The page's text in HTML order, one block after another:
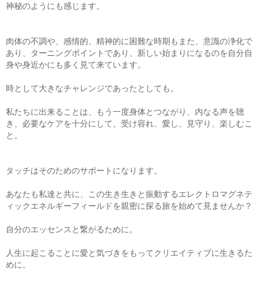
神秘のようにも感じます。
肉体の不調や、感情的、精神的に困難な時期もまた、意識の浄化で
あり、ターニングポイントであり、新しい始まりになるのを自分自
身や身近かにも多く見て来ています。
時として大きなチャレンジであったとしても。
私たちに出来ることは、もう一度身体とつながり、内なる声を聴
き、必要なケアを十分にして、受け容れ、愛し、見守り、楽しむこ
と。
タッチはそのためのサポートになります。
あなたも私達と共に、この生き生きと振動するエレクトロマグネテ
ィックエネルギーフィールドを親密に探る旅を始めて見ませんか？
自分のエッセンスと繋がるために。
人生に起こることに愛と気づきをもってクリエイティブに生きるた
めに。